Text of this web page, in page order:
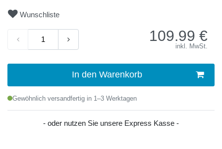
Wunschliste
109.99 €
inkl. MwSt.
In den Warenkorb
Gewöhnlich versandfertig in 1–3 Werktagen
- oder nutzen Sie unsere Express Kasse -